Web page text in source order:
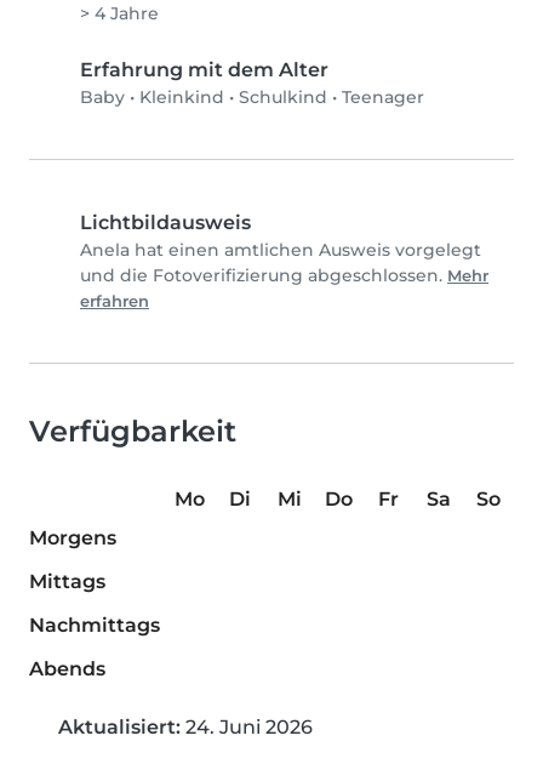
> 4 Jahre
Erfahrung mit dem Alter
Baby • Kleinkind • Schulkind • Teenager
Lichtbildausweis
Anela hat einen amtlichen Ausweis vorgelegt
und die Fotoverifizierung abgeschlossen. Mehr
erfahren
Verfügbarkeit
Mo Di Mi Do Fr Sa
So
Morgens
Mittags
Nachmittags
Abends
Aktualisiert: 24. Juni 2026